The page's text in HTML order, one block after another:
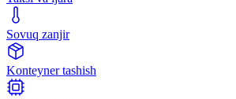
Sovuq zanjir
Konteyner tashish